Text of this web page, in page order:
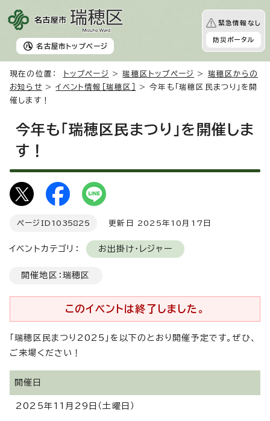
名古屋市 トップページ
緊急情報なし
防災ポータル
現在の位置： トップページ >瑞穂区トップページ > 瑞穂区からの
お知らせ >イベント情報［瑞穂区］
> 今年も「瑞穂区民まつり」を開
催します！
今年も「瑞穂区民まつり」を開催しま
す！
ページID 1035825 更新日 2025年10月17日
イベントカテゴリ： お出掛け・レジャー
開催地区：瑞穂区
このイベントは終了しました。
「瑞穂区民まつり2025」を以下のとおり開催予定です。ぜひ、
ご来場ください！
開催日
2025年11月29日（土曜日）